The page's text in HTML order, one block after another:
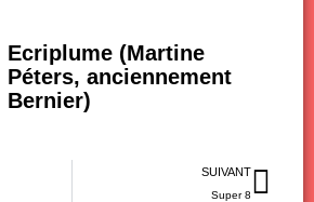
Ecriplume (Martine
Péters, anciennement
Bernier)
SUIVANT
Super 8